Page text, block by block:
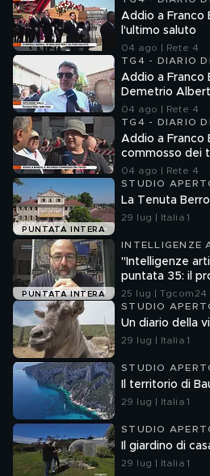
Addio a Franco
l'ultimo saluto
04 ago | Rete 4
TG4 - DIARIO
Addio a Franco
Demetrio
Giovanni Galli
04 ago | Rete 4
TG4 - DIARIO
Addio a Franco
commosso dei
04 ago | Rete 4
PUNTATA INTERA
STUDIO
La Tenuta
29 lug | Italia 1
PUNTATA INTERA
INTELLIGENZE
A NOI
"Intelligenze
puntata 35: il
25 lug | Tgcom24
STUDIO
Un diario della
29 lug | Italia 1
STUDIO
Il territorio di
29 lug | Italia 1
STUDIO
Il giardino di
29 lug | Italia 1